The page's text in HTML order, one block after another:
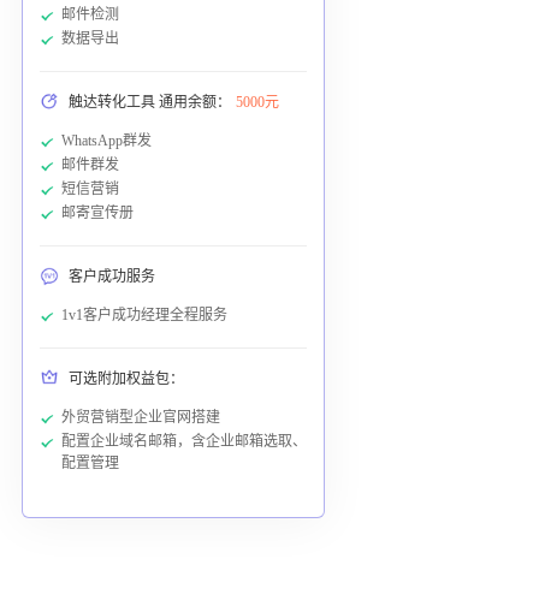
邮件检测
数据导出
触达转化工具 通用余额： 5000元
WhatsApp群发
邮件群发
短信营销
邮寄宣传册
客户成功服务
1v1客户成功经理全程服务
可选附加权益包：
外贸营销型企业官网搭建
配置企业域名邮箱，含企业邮箱选取、
配置管理